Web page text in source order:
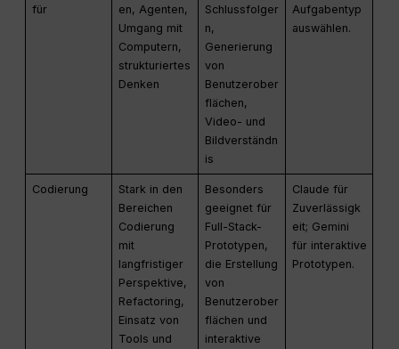
für
en, Agenten,
Umgang mit
Computern,
strukturiertes
Denken
Schlussfolger
n,
Generierung
von
Benutzerober
flächen,
Video- und
Bildverständn
is
Aufgabentyp
auswählen.
Codierung
Stark in den
Bereichen
Codierung
mit
langfristiger
Perspektive,
Refactoring,
Einsatz von
Tools und
Besonders
geeignet für
Full-Stack-
Prototypen,
die Erstellung
von
Benutzerober
flächen und
interaktive
Claude für
Zuverlässigk
eit; Gemini
für interaktive
Prototypen.